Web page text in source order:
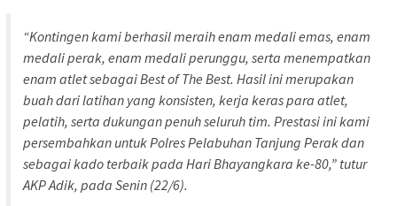
“Kontingen kami berhasil meraih enam medali emas, enam
medali perak, enam medali perunggu, serta menempatkan
enam atlet sebagai Best of The Best. Hasil ini merupakan
buah dari latihan yang konsisten, kerja keras para atlet,
pelatih, serta dukungan penuh seluruh tim. Prestasi ini kami
persembahkan untuk Polres Pelabuhan Tanjung Perak dan
sebagai kado terbaik pada Hari Bhayangkara ke-80,” tutur
AKP Adik, pada Senin (22/6).